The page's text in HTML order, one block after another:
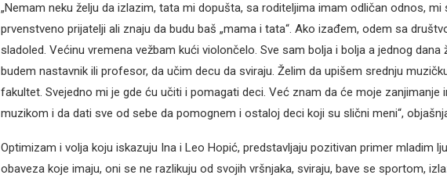
„Nemam neku želju da izlazim, tata mi dopušta, sa roditeljima imam odličan odnos, mi
prvenstveno prijatelji ali znaju da budu baš „mama i tata“. Ako izađem, odem sa
sladoled. Većinu vremena vežbam kući violončelo. Sve sam bolja i bolja a jednog dana
budem nastavnik ili profesor, da učim decu da sviraju. Želim da upišem srednju
fakultet. Svejedno mi je gde ću učiti i pomagati deci. Već znam da će moje zanjimanje
muzikom i da dati sve od sebe da pomognem i ostaloj deci koji su slični meni“,
Optimizam i volja koju iskazuju Ina i Leo Hopić, predstavljaju pozitivan primer mladim
obaveza koje imaju, oni se ne razlikuju od svojih vršnjaka, sviraju, bave se sportom,